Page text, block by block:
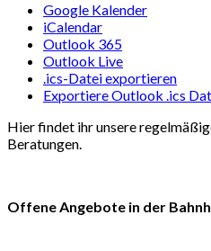
Google Kalender
iCalendar
Outlook 365
Outlook Live
.ics-Datei exportieren
Exportiere Outlook .ics
Hier findet ihr unsere
Beratungen.
Offene Angebote in der